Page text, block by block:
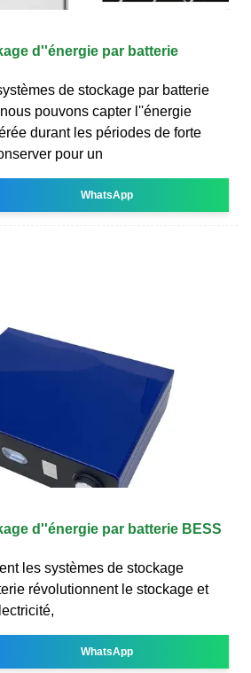
d''énergie par batterie
de stockage par batterie
pouvons capter l''énergie
durant les périodes de forte
pour un
WhatsApp
d''énergie par batterie BESS
les systèmes de stockage
révolutionnent le stockage et
WhatsApp